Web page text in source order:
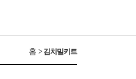
홈 >김치밀키트